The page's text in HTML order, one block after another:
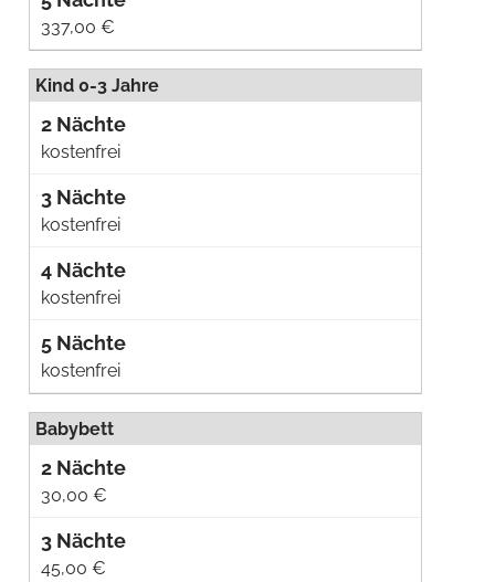
337,00 €
Kind 0-3 Jahre
kostenfrei
kostenfrei
kostenfrei
kostenfrei
Babybett
30,00 €
45,00 €